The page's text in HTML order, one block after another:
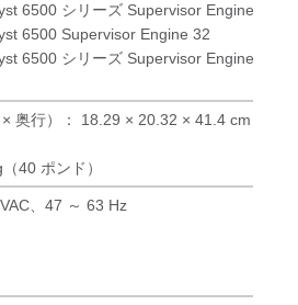
6500 シリーズ Supervisor Engine 720
6500 Supervisor Engine 32
6500 シリーズ Supervisor Engine 2
× 奥行）： 18.29 × 20.32 × 41.4 cm（7.2
40 ポンド）
、47 ～ 63 Hz